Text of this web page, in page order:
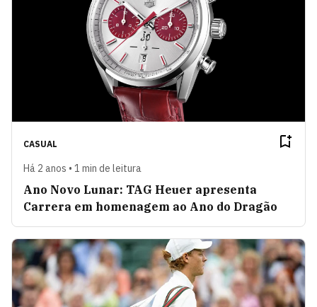
CASUAL
Há 2 anos • 1 min de leitura
Ano Novo Lunar: TAG Heuer apresenta
Carrera em homenagem ao Ano do Dragão